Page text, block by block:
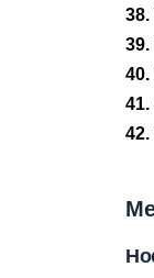
38.
39.
40.
41.
42.